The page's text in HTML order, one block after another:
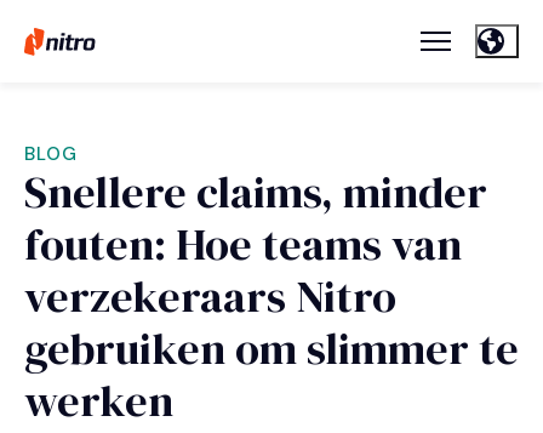
BLOG
Snellere claims, minder
fouten: Hoe teams van
verzekeraars Nitro
gebruiken om slimmer te
werken